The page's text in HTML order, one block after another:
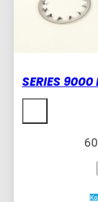
SERIES 9000